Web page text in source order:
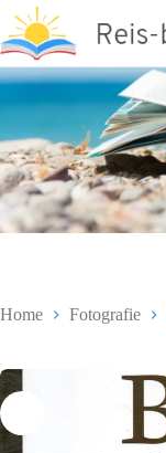
naar
de
inhoud
Home Fotografie